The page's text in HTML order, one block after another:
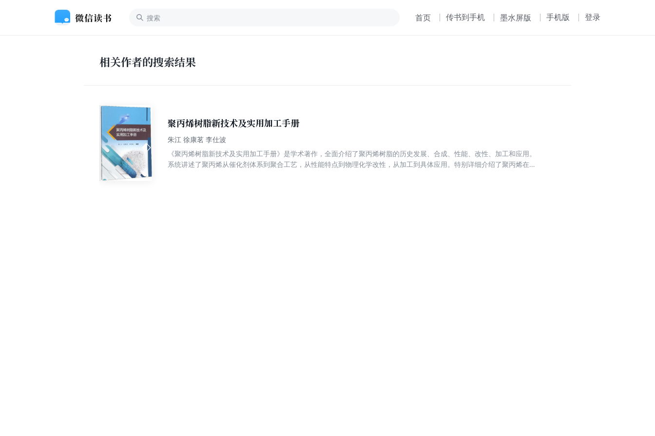
首页 传书到手机 墨水屏版 手机版 登录
相关作者的搜索结果
聚丙烯树脂新技术及实用加工手册
朱江 徐康茗 李仕波
《聚丙烯树脂新技术及实用加工手册》是学术著作，全面介绍了聚丙烯树脂的历史发展、合成、性能、改性、加工和应用。
系统讲述了聚丙烯从催化剂体系到聚合工艺，从性能特点到物理化学改性，从加工到具体应用。特别详细介绍了聚丙烯在管